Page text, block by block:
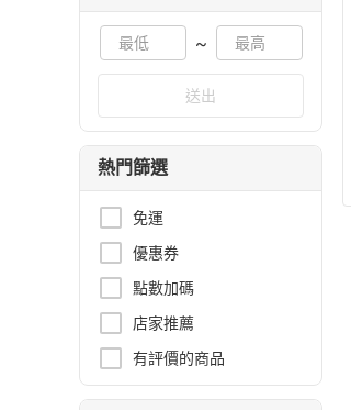
~
送出
熱門篩選
免運
優惠券
點數加碼
店家推薦
有評價的商品